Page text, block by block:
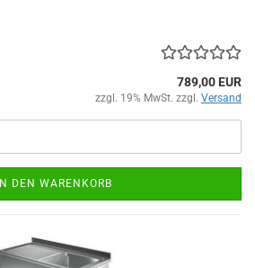
789,00 EUR
zzgl. 19% MwSt. zzgl. Versand
IN DEN WARENKORB